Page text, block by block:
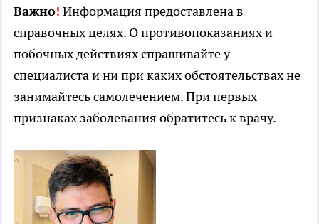
Важно! Информация предоставлена в
справочных целях. О противопоказаниях и
побочных действиях спрашивайте у
специалиста и ни при каких обстоятельствах не
занимайтесь самолечением. При первых
признаках заболевания обратитесь к врачу.